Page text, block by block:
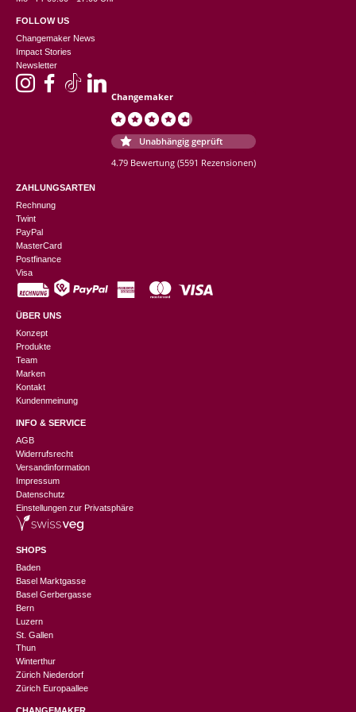
FOLLOW US
Changemaker News
Impact Stories
Newsletter
Changemaker
Unabhängig geprüft
4.79 Bewertung (5591 Rezensionen)
ZAHLUNGSARTEN
Rechnung
Twint
PayPal
MasterCard
Postfinance
Visa
ÜBER UNS
Konzept
Produkte
Team
Marken
Kontakt
Kundenmeinung
INFO & SERVICE
AGB
Widerrufsrecht
Versandinformation
Impressum
Datenschutz
Einstellungen zur Privatsphäre
SHOPS
Baden
Basel Marktgasse
Basel Gerbergasse
Bern
Luzern
St. Gallen
Thun
Winterthur
Zürich Niederdorf
Zürich Europaallee